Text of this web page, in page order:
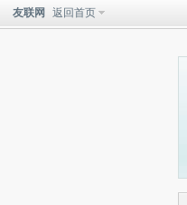
友联网 返回首页